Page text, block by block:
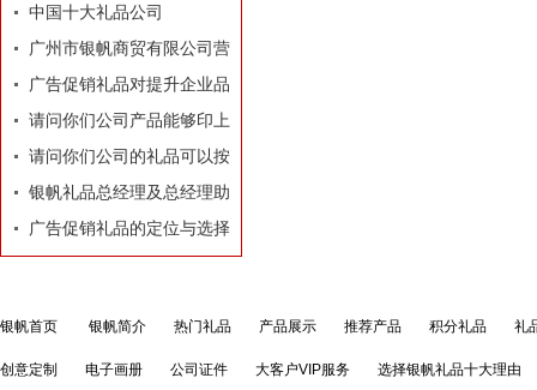
中国十大礼品公司
广州市银帆商贸有限公司营
业执照
广告促销礼品对提升企业品
牌有着莫大的作用
请问你们公司产品能够印上
我们公司的LOGO和广告
吗？
请问你们公司的礼品可以按
照我们的要求和构思专门设
计订做吗？
银帆礼品总经理及总经理助
理名片
广告促销礼品的定位与选择
银帆首页 银帆简介 热门礼品 产品展示 推荐产品 积分礼品 礼
创意定制 电子画册 公司证件 大客户VIP服务 选择银帆礼品十大理由